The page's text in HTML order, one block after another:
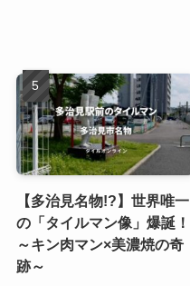
【多治見名物!?】世界唯一
の「タイルマン像」爆誕！
～キン肉マン×美濃焼の奇
跡～